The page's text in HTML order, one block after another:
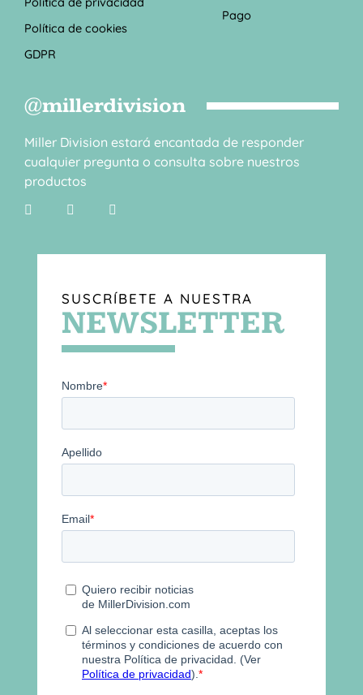
Política de cookies
GDPR
Pago
@millerdivision
Miller Division estará encantada de responder
cualquier pregunta o consulta sobre nuestros
productos
SUSCRÍBETE A NUESTRA
NEWSLETTER